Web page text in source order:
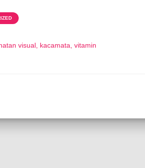
visual, kacamata, vitamin